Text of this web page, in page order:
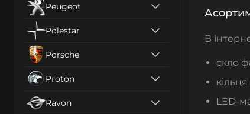
Peugeot
Polestar
Porsche
Proton
Ravon
В
скло
LED-